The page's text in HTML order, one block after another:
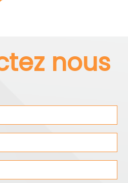
nous